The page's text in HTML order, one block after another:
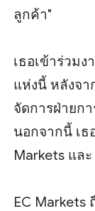
ลูกค้า"
เธอเข้าร่วม
แห่งนี้ หลังจ
จัดการฝ่ายก
นอกจากนี้ เธ
Markets แล
EC Markets